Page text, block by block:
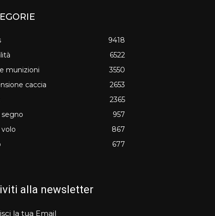
9418
6522
munizioni
3550
caccia
2653
2365
segno
957
volo
867
677
alla newsletter
la tua Email